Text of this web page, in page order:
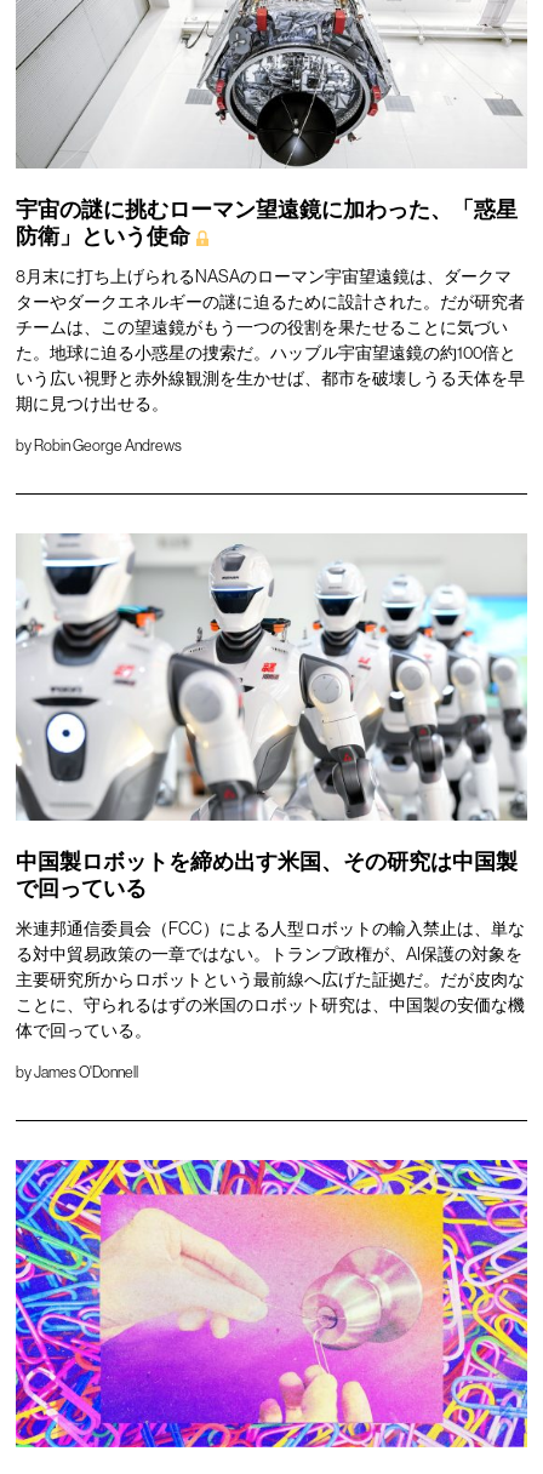
宇宙の謎に挑むローマン望遠鏡に加わった、「惑星
防衛」という使命
8月末に打ち上げられるNASAのローマン宇宙望遠鏡は、ダークマ
ターやダークエネルギーの謎に迫るために設計された。だが研究者
チームは、この望遠鏡がもう一つの役割を果たせることに気づい
た。地球に迫る小惑星の捜索だ。ハッブル宇宙望遠鏡の約100倍と
いう広い視野と赤外線観測を生かせば、都市を破壊しうる天体を早
期に見つけ出せる。
by Robin George Andrews
中国製ロボットを締め出す米国、その研究は中国製
で回っている
米連邦通信委員会（FCC）による人型ロボットの輸入禁止は、単な
る対中貿易政策の一章ではない。トランプ政権が、AI保護の対象を
主要研究所からロボットという最前線へ広げた証拠だ。だが皮肉な
ことに、守られるはずの米国のロボット研究は、中国製の安価な機
体で回っている。
byJames O'Donnell